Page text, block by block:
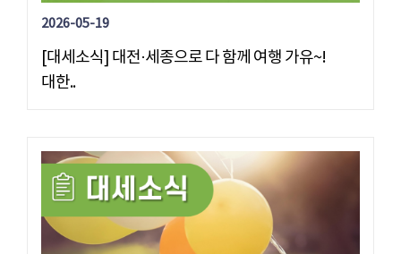
2026-05-19
[대세소식] 대전·세종으로 다 함께 여행 가유~!
대한..